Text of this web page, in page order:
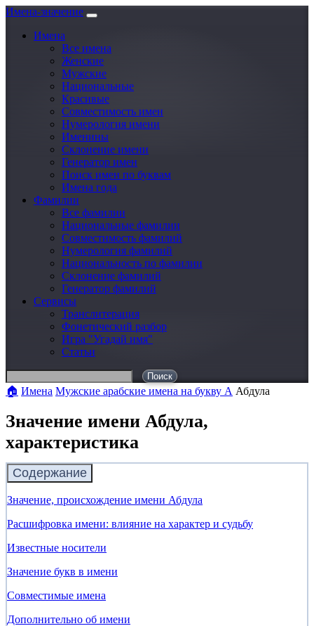
Имена-значение
Имена
Все имена
Женские
Мужские
Национальные
Красивые
Совместимость имен
Нумерология имени
Именины
Склонение имени
Генератор имен
Поиск имен по буквам
Имена года
Фамилии
Все фамилии
Национальные фамилии
Совместимость фамилий
Нумерология фамилий
Национальность по фамилии
Склонение фамилий
Генератор фамилий
Сервисы
Транслитерация
Фонетический разбор
Игра "Угадай имя"
Статьи
Поиск
🏠 Имена Мужские арабские имена на букву А Абдула
Значение имени Абдула,
характеристика
Содержание
Значение, происхождение имени Абдула
Расшифровка имени: влияние на характер и судьбу
Известные носители
Значение букв в имени
Совместимые имена
Дополнительно об имени